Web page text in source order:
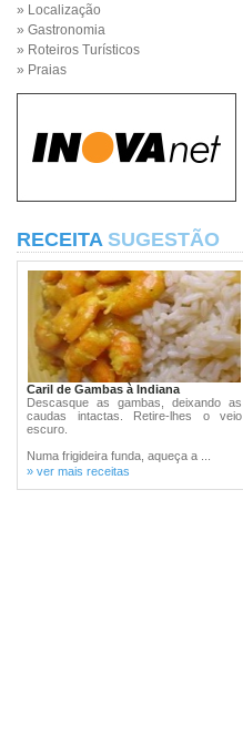
» Localização
» Gastronomia
» Roteiros Turísticos
» Praias
RECEITA SUGESTÃO
Caril de Gambas à Indiana
Descasque as gambas, deixando as
caudas intactas. Retire-lhes o veio
escuro.
Numa frigideira funda, aqueça a ...
» ver mais receitas